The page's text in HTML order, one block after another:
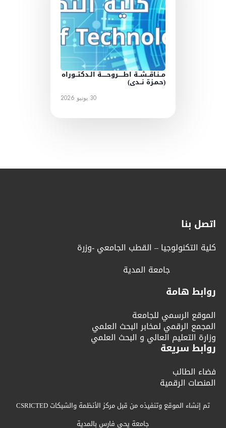
مــنـاقــشــة اطـــــروحـــــة الـدكتــوراه
(حـمـزة نــدى)
30 يونيو 2026
اتصل بنا
كلية التكنولوجيا – القطب الجامعي -وزرة
جامعة المدية
روابط هامة
الموقع الرسمي للجامعة
المجمع الرقمي لمخابر البحث العلمي
وزارة التعليم العالي و البحث العلمي
روابط سريعة
فضاء الطالب
المنصات الرقمية
تم إنشاء الموقع وتنفيذه من قبل مركز الأنظمة والشبكات CSRICTED
جامعة يحي فارس بالمدية